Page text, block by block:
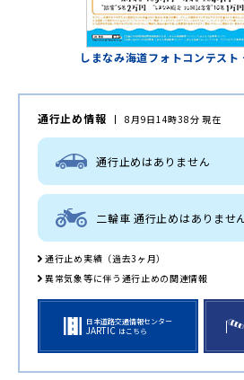
しまなみ海道フォトコンテスト
通行止め情報 8月9日14時38分 現在
通行止めはありません
二輪車 通行止めはありませ
通行止め実績（過去3ヶ月）
異常気象等に伴う通行止めの関連情報
日本道路交通情報センター
JARTIC はこちら